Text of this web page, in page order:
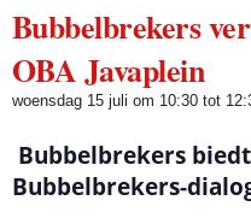
Bubbelbrekers
OBA Javaplein
woensdag 15 juli om 10:30 tot
Bubbelbrekers
Bubbelbrekers-